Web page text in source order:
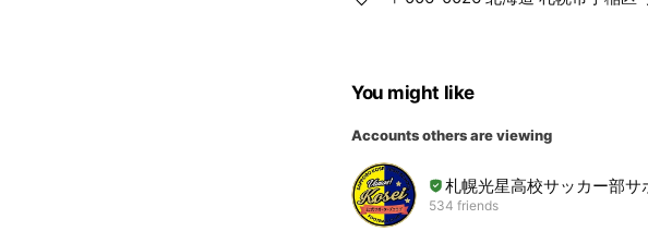
You might like
Accounts others are viewing
札幌光星高校サッカー部サ
534 friends